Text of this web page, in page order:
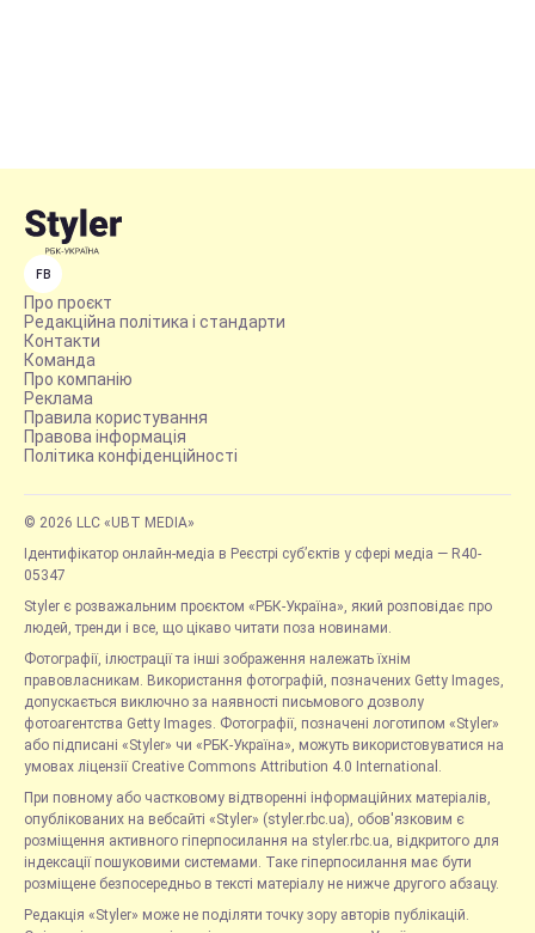
FB
Про проєкт
Редакційна політика і стандарти
Контакти
Команда
Про компанію
Реклама
Правила користування
Правова інформація
Політика конфіденційності
© 2026 LLC «UBT MEDIA»
Ідентифікатор онлайн-медіа в Реєстрі суб’єктів у сфері медіа — R40-
05347
Styler є розважальним проєктом «РБК-Україна», який розповідає про
людей, тренди і все, що цікаво читати поза новинами.
Фотографії, ілюстрації та інші зображення належать їхнім
правовласникам. Використання фотографій, позначених Getty Images,
допускається виключно за наявності письмового дозволу
фотоагентства Getty Images. Фотографії, позначені логотипом «Styler»
або підписані «Styler» чи «РБК-Україна», можуть використовуватися на
умовах ліцензії Creative Commons Attribution 4.0 International.
При повному або частковому відтворенні інформаційних матеріалів,
опублікованих на вебсайті «Styler» (styler.rbc.ua), обов'язковим є
розміщення активного гіперпосилання на styler.rbc.ua, відкритого для
індексації пошуковими системами. Таке гіперпосилання має бути
розміщене безпосередньо в тексті матеріалу не нижче другого абзацу.
Редакція «Styler» може не поділяти точку зору авторів публікацій.